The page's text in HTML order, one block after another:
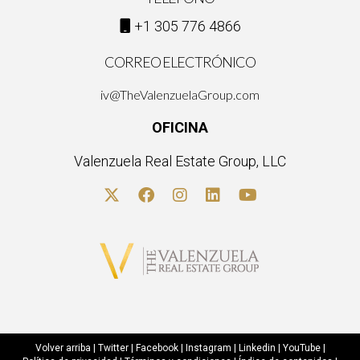
puede abrir puertas y generar oportunidades valiosas para
tienes más preguntas o necesitas orientación sobre cómo
avanzar en tu carrera inmobiliaria. ¡Estamos aquí para
+1 305 776 4866
CORREO ELECTRÓNICO
iv@TheValenzuelaGroup.com
OFICINA
Valenzuela Real Estate Group, LLC
Volver arriba Twitter| Facebook| Instagram Linkedin YouTube|